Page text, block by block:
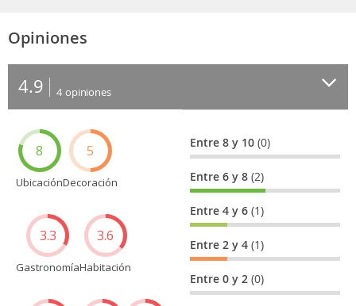
Opiniones
4.9 4 opiniones
8
Ubicación
5
Decoración
3.3
Gastronomía
3.6
Habitación
Entre 8 y 10(0)
Entre 6 y 8(2)
Entre 4 y 6(1)
Entre 2 y 4(1)
Entre 0 y 2(0)